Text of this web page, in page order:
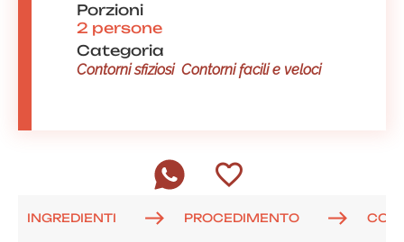
Porzioni
2 persone
Categoria
Contorni sfiziosi Contorni facili e veloci
INGREDIENTI PROCEDIMENTO